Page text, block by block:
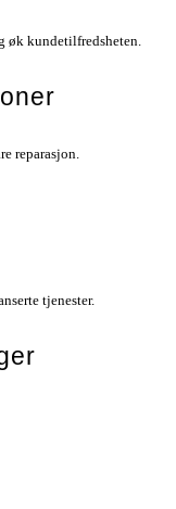
øk kundetilfredsheten.
reparasjon.
tjenester.